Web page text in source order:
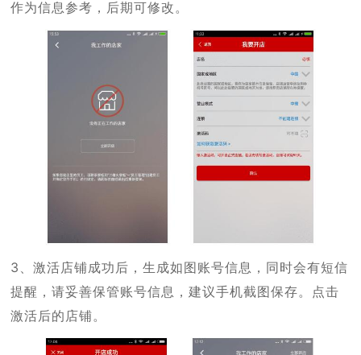
作为信息参考，后期可修改。
3、激活店铺成功后，生成如图账号信息，同时会有短信
提醒，请妥善保管账号信息，建议手机截图保存。点击
激活后的店铺。